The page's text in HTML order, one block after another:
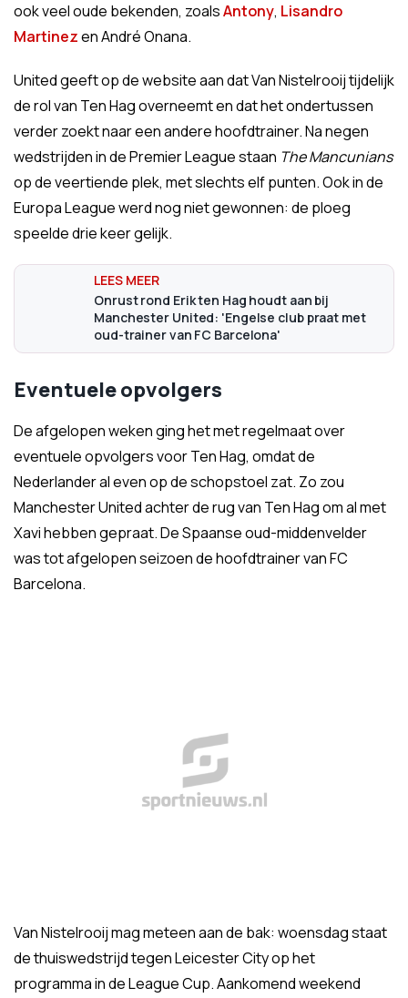
ook veel oude bekenden, zoalsAntony, Lisandro
Martinezen André Onana.
United geeft op de website aan dat Van Nistelrooij tijdelijk
de rol van Ten Hag overneemt en dat het ondertussen
verder zoekt naar een andere hoofdtrainer. Na negen
wedstrijden in de Premier League staan The Mancunians
op de veertiende plek, met slechts elf punten. Ook in de
Europa League werd nog niet gewonnen: de ploeg
speelde drie keer gelijk.
Onrust rond Erik ten Hag houdt aan bij
Manchester United: 'Engelse club praat met
oud-trainer van FC Barcelona'
Eventuele opvolgers
De afgelopen weken ging het met regelmaat over
eventuele opvolgers voor Ten Hag, omdat de
Nederlander al even op de schopstoel zat. Zo zou
Manchester United achter de rug van Ten Hag om al met
Xavi hebben gepraat. De Spaanse oud-middenvelder
was tot afgelopen seizoen de hoofdtrainer van FC
Barcelona.
Van Nistelrooij mag meteen aan de bak: woensdag staat
de thuiswedstrijd tegen Leicester City op het
programma in de League Cup. Aankomend weekend